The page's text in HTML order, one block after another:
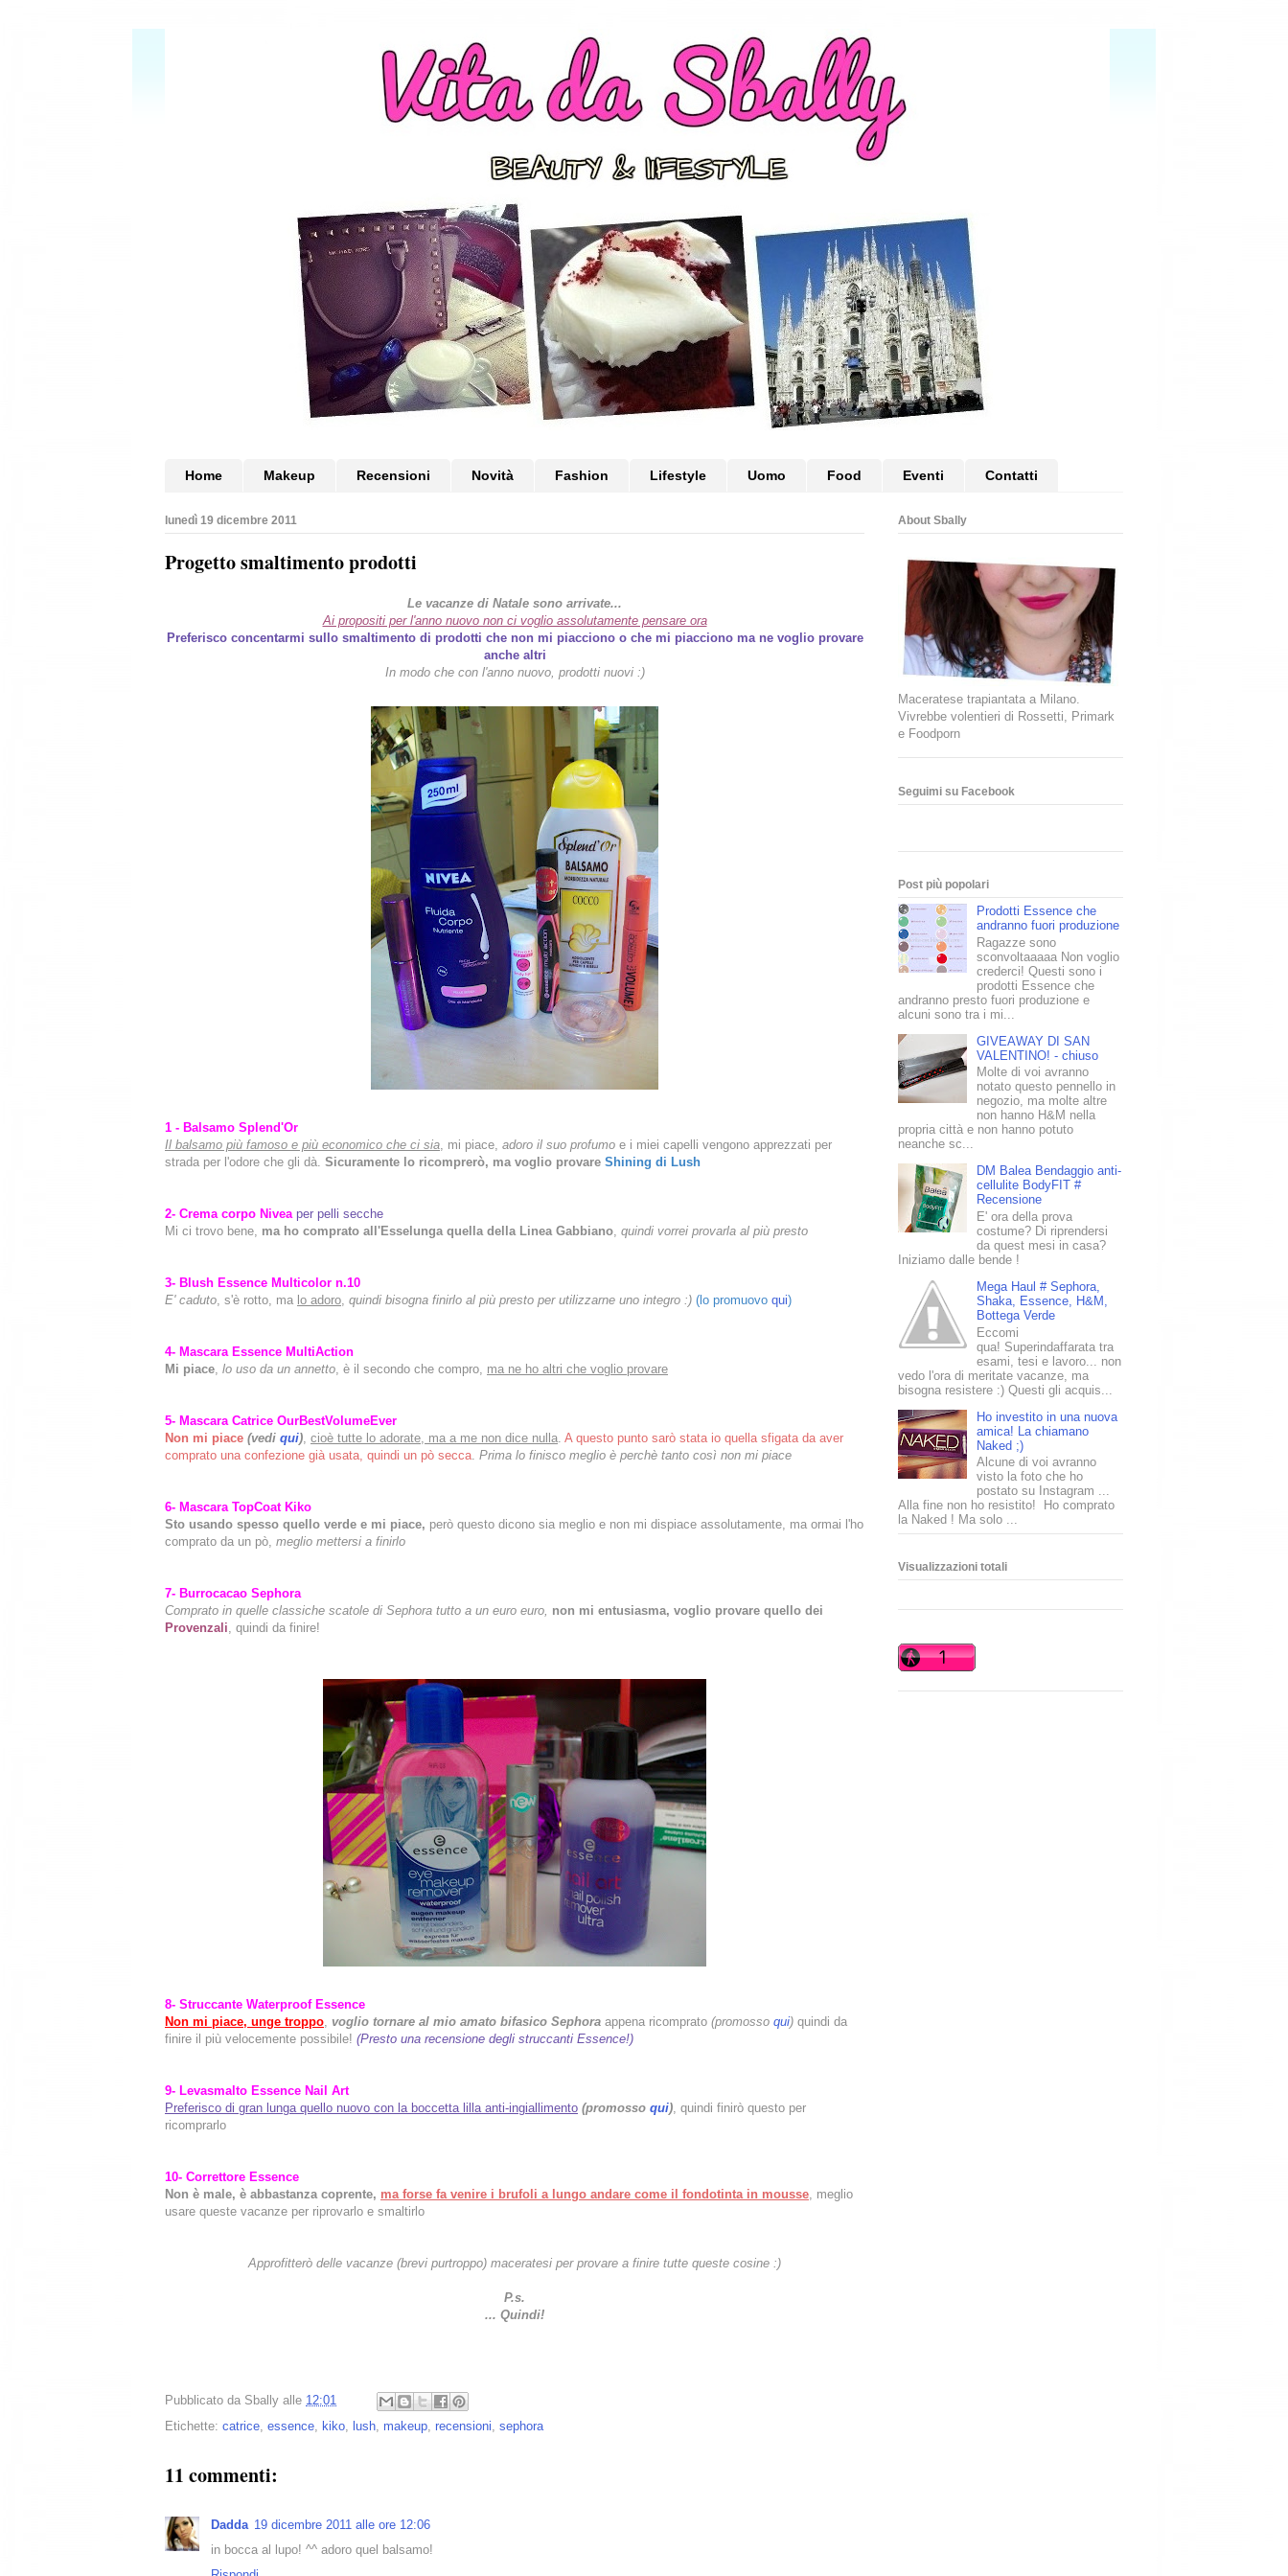
Home Makeup Recensioni Novità Fashion Lifestyle Uomo Food Eventi Contatti
lunedì 19 dicembre 2011
Progetto smaltimento prodotti
Le vacanze di Natale sono arrivate...
Ai propositi per l'anno nuovo non ci voglio assolutamente pensare ora
Preferisco concentarmi sullo smaltimento di prodotti che non mi piacciono o che mi piacciono ma ne voglio provare
anche altri
In modo che con l'anno nuovo, prodotti nuovi :)
1 - Balsamo Splend'Or
Il balsamo più famoso e più economico che ci sia , mi piace, adoro il suo profumo e i miei capelli vengono apprezzati per
strada per l'odore che gli dà. Sicuramente lo ricomprerò, ma voglio provare Shining di Lush
2- Crema corpo Nivea per pelli secche
Mi ci trovo bene, ma ho comprato all'Esselunga quella della Linea Gabbiano quindi vorrei provarla al più presto
3- Blush Essence Multicolor n.10
E' caduto , s'è rotto, ma lo adoro quindi bisogna finirlo al più presto per utilizzarne uno integro :) (lo promuovo qui)
4- Mascara Essence MultiAction
Mi piace lo uso da un annetto , è il secondo che compro, ma ne ho altri che voglio provare
5- Mascara Catrice OurBestVolumeEver
Non mi piace (vedi qui) cioè tutte lo adorate, ma a me non dice nulla A questo punto sarò stata io quella sfigata da aver
comprato una confezione già usata, quindi un pò secca Prima lo finisco meglio è perchè tanto così non mi piace
6- Mascara TopCoat Kiko
Sto usando spesso quello verde e mi piace, però questo dicono sia meglio e non mi dispiace assolutamente, ma ormai l'ho
comprato da un pò, meglio mettersi a finirlo
7- Burrocacao Sephora
Comprato in quelle classiche scatole di Sephora tutto a un euro euro, non mi entusiasma, voglio provare quello dei
Provenzali , quindi da finire!
8- Struccante Waterproof Essence
Non mi piace, unge troppo voglio tornare al mio amato bifasico Sephora appena ricomprato (promosso qui) quindi da
finire il più velocemente possibile! (Presto una recensione degli struccanti Essence!)
9- Levasmalto Essence Nail Art
Preferisco di gran lunga quello nuovo con la boccetta lilla anti-ingiallimento (promosso qui) , quindi finirò questo per
ricomprarlo
10- Correttore Essence
Non è male, è abbastanza coprente, ma forse fa venire i brufoli a lungo andare come il fondotinta in mousse , meglio
usare queste vacanze per riprovarlo e smaltirlo
Approfitterò delle vacanze (brevi purtroppo) maceratesi per provare a finire tutte queste cosine :)
P.s.
... Quindi!
Pubblicato da Sbally alle 12:01
Etichette: catrice essence kiko lush makeup recensioni sephora
11 commenti:
Dadda 19 dicembre 2011 alle ore 12:06
in bocca al lupo! ^^ adoro quel balsamo!
About Sbally
Maceratese trapiantata a Milano.
Vivrebbe volentieri di Rossetti, Primark
e Foodporn
Seguimi su Facebook
Post più popolari
Prodotti Essence che
andranno fuori produzione
Ragazze sono
sconvoltaaaaa Non voglio
crederci! Questi sono i
prodotti Essence che
andranno presto fuori produzione e
alcuni sono tra i mi...
GIVEAWAY DI SAN
VALENTINO! - chiuso
Molte di voi avranno
notato questo pennello in
negozio, ma molte altre
non hanno H&M nella
propria città e non hanno potuto
neanche sc...
DM Balea Bendaggio anti-
cellulite BodyFIT #
Recensione
E' ora della prova
costume? Di riprendersi
da quest mesi in casa?
Iniziamo dalle bende !
Mega Haul # Sephora,
Shaka, Essence, H&M,
Bottega Verde
Eccomi
qua! Superindaffarata tra
esami, tesi e lavoro... non
vedo l'ora di meritate vacanze, ma
bisogna resistere :) Questi gli acquis...
Ho investito in una nuova
amica! La chiamano
Naked ;)
Alcune di voi avranno
visto la foto che ho
postato su Instagram ...
Alla fine non ho resistito! Ho comprato
la Naked ! Ma solo ...
Visualizzazioni totali